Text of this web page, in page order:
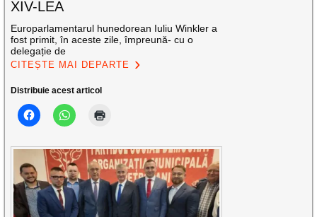
XIV-LEA
Europarlamentarul hunedorean Iuliu Winkler a
fost primit, în aceste zile, împreună- cu o
delegație de
CITEȘTE MAI DEPARTE
Distribuie acest articol